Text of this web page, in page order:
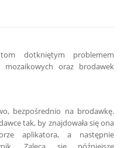
dotkniętym problemem
mozaikowych oraz brodawek
bezpośrednio na brodawkę.
tak, by znajdowała się ona
aplikatora, a następnie